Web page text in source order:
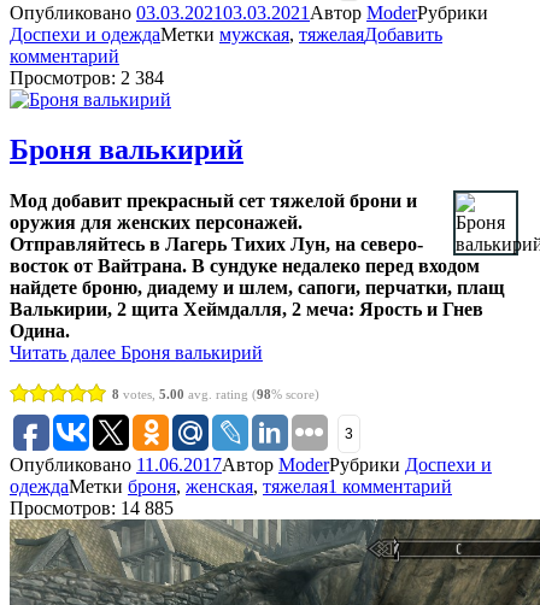
Опубликовано 03.03.202103.03.2021 Автор ModerРубрики
Доспехи и одеждаМетки мужская, тяжелаяДобавить
комментарий
Просмотров: 2 384
Броня валькирий
Мод добавит прекрасный сет тяжелой брони и
оружия для женских персонажей.
Отправляйтесь в Лагерь Тихих Лун, на северо-
восток от Вайтрана. В сундуке недалеко перед входом
найдете броню, диадему и шлем, сапоги, перчатки, плащ
Валькирии, 2 щита Хеймдалля, 2 меча: Ярость и Гнев
Одина.
Читать далее Броня валькирий
8 votes, 5.00 avg. rating (98% score)
3
Опубликовано 11.06.2017Автор ModerРубрики Доспехи и
одеждаМетки броня, женская, тяжелая1 комментарий
Просмотров: 14 885